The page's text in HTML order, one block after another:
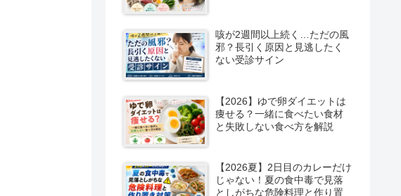
咳が2週間以上続く…ただの風
邪？長引く原因と見逃したく
ない受診サイン
【2026】ゆで卵ダイエットは
痩せる？一緒に食べたい食材
と失敗しない食べ方を解説
【2026夏】2日目のカレーだけ
じゃない！夏の食中毒で見落
としがちな危険料理と作り置